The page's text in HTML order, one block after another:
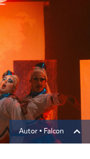
Autor ▪ Falcon